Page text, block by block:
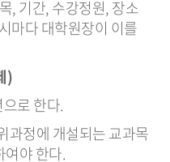
, 기간, 수강정원, 장소
마다 대학원장이 이를
)
로 한다.
정에 개설되는 교과목
여야 한다.